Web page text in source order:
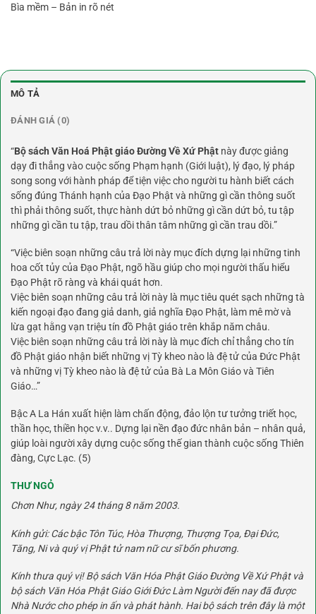
Bìa mềm – Bản in rõ nét
MÔ TẢ
ĐÁNH GIÁ (0)
“Bộ sách Văn Hoá Phật giáo Đường Về Xứ Phật này được giảng
dạy đi thẳng vào cuộc sống Phạm hạnh (Giới luật), lý đạo, lý pháp
song song với hành pháp để tiện việc cho người tu hành biết cách
sống đúng Thánh hạnh của Đạo Phật và những gì cần thông suốt
thì phải thông suốt, thực hành dứt bỏ những gì cần dứt bỏ, tu tập
những gì cần tu tập, trau dồi thân tâm những gì cần trau dồi.”
“Việc biên soạn những câu trả lời này mục đích dựng lại những tinh
hoa cốt tủy của Đạo Phật, ngõ hầu giúp cho mọi người thấu hiểu
Đạo Phật rõ ràng và khái quát hơn.
Việc biên soạn những câu trả lời này là mục tiêu quét sạch những tà
kiến ngoại đạo đang giả danh, giả nghĩa Đạo Phật, làm mê mờ và
lừa gạt hằng vạn triệu tín đồ Phật giáo trên khắp năm châu.
Việc biên soạn những câu trả lời này là mục đích chỉ thẳng cho tín
đồ Phật giáo nhận biết những vị Tỳ kheo nào là đệ tử của Đức Phật
và những vị Tỳ kheo nào là đệ tử của Bà La Môn Giáo và Tiên
Giáo…”
Bậc A La Hán xuất hiện làm chấn động, đảo lộn tư tưởng triết học,
thần học, thiền học v.v.. Dựng lại nền đạo đức nhân bản – nhân quả,
giúp loài người xây dựng cuộc sống thế gian thành cuộc sống Thiên
đàng, Cực Lạc. (5)
THƯ NGỎ
Chơn Như, ngày 24 tháng 8 năm 2003.
Kính gửi: Các bậc Tôn Túc, Hòa Thượng, Thượng Tọa, Đại Đức,
Tăng, Ni và quý vị Phật tử nam nữ cư sĩ bốn phương.
Kính thưa quý vị! Bộ sách Văn Hóa Phật Giáo Đường Về Xứ Phật và
bộ sách Văn Hóa Phật Giáo Giới Đức Làm Người đến nay đã được
Nhà Nước cho phép in ấn và phát hành. Hai bộ sách trên đây là một